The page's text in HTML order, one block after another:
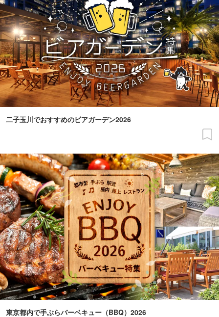
二子玉川でおすすめのビアガーデン2026
東京都内で手ぶらバーベキュー（BBQ）2026